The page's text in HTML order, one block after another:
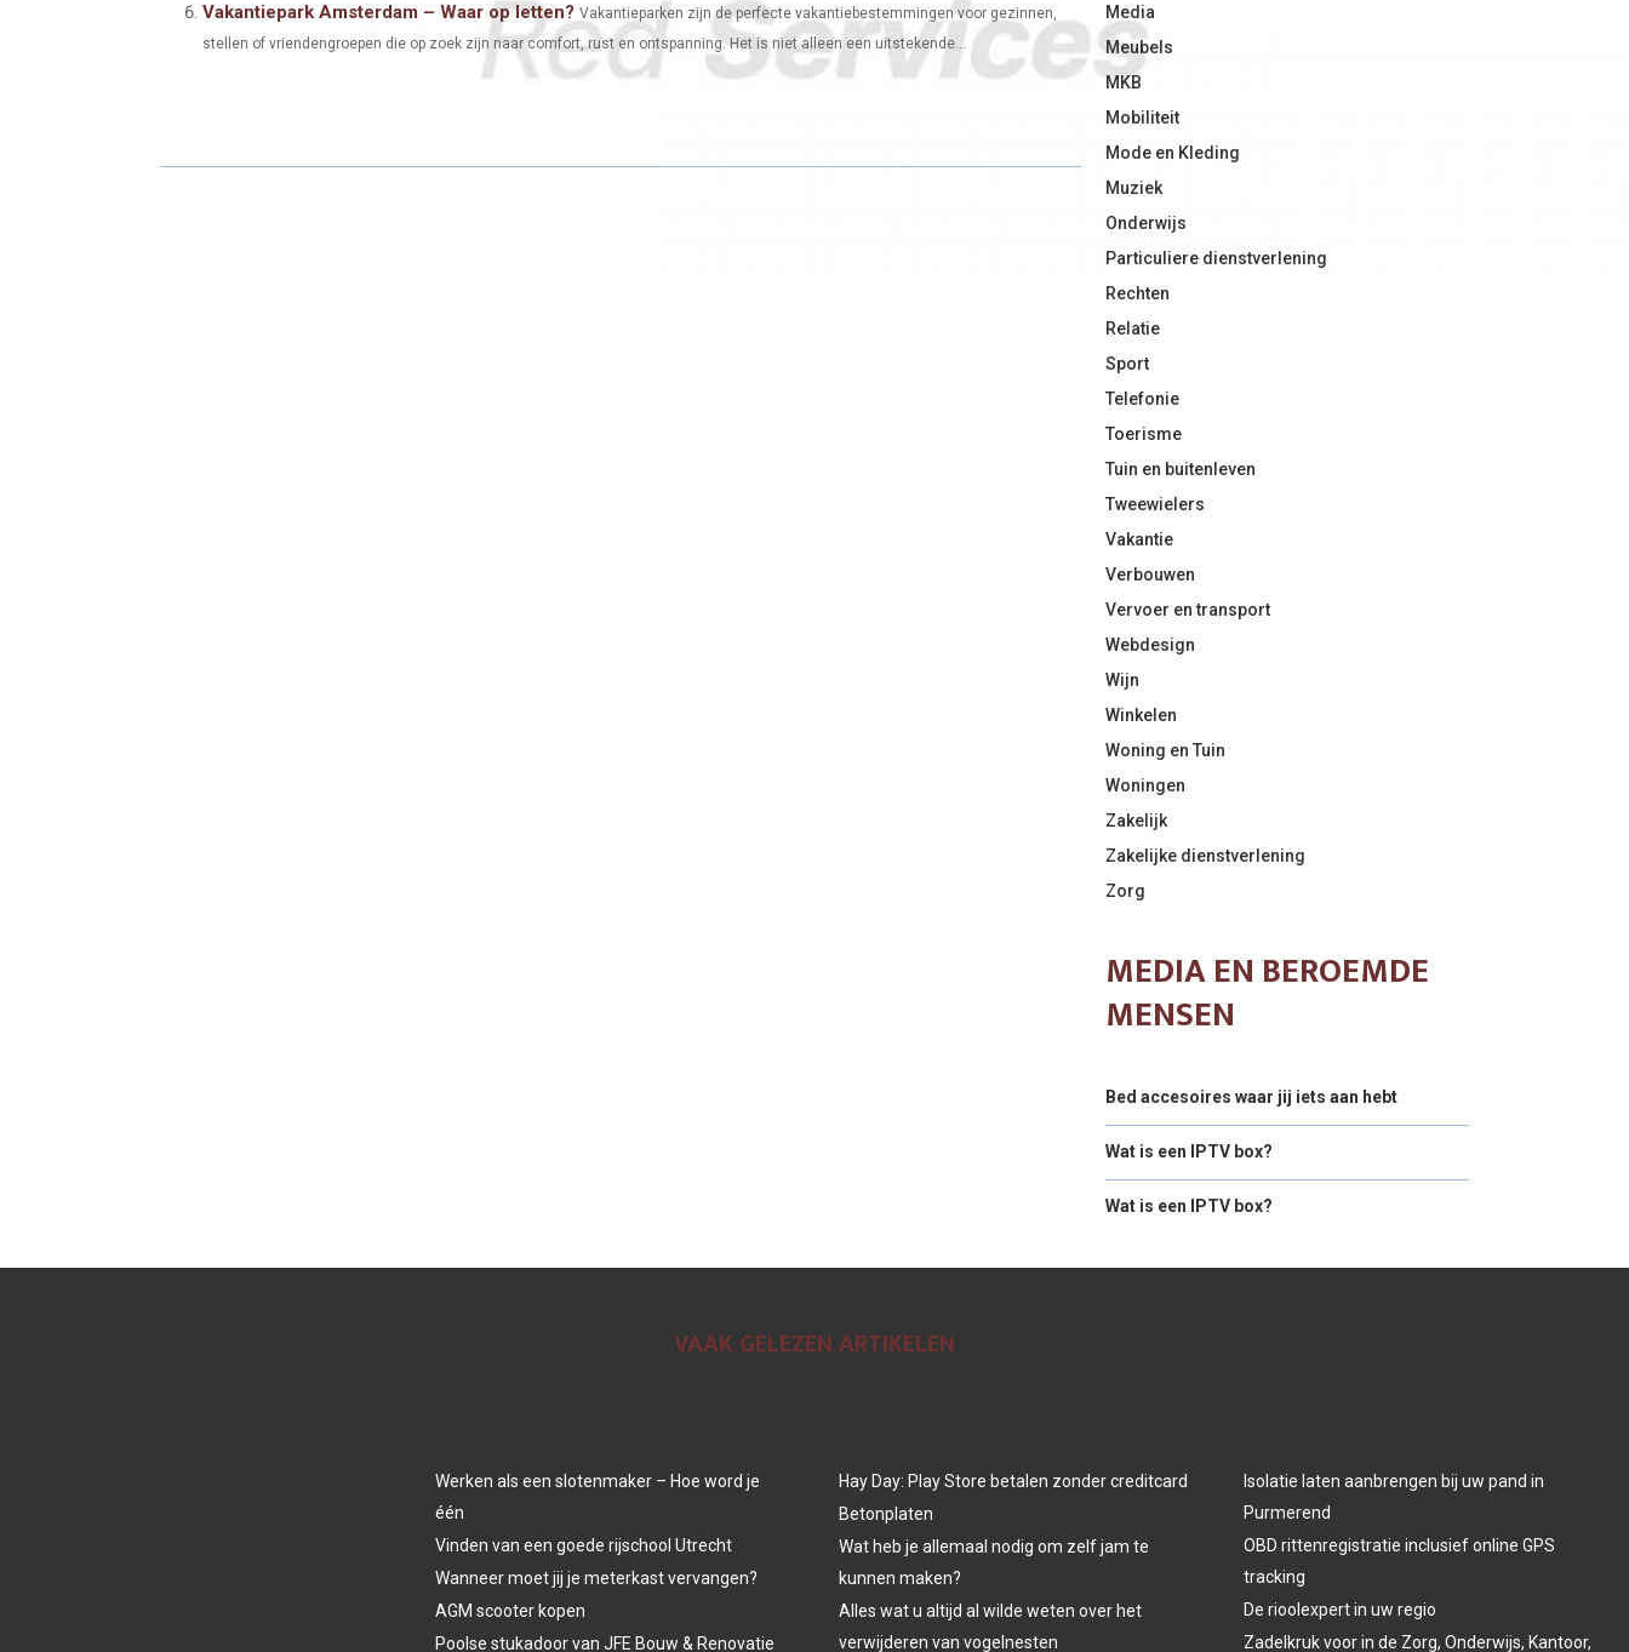
Vakantiepark Amsterdam – Waar op letten? Vakantieparken zijn de perfecte vakantiebestemmingen voor gezinnen,
stellen of vriendengroepen die op zoek zijn naar comfort, rust en ontspanning. Het is niet alleen een uitstekende...
Media
Meubels
MKB
Mobiliteit
Mode en Kleding
Muziek
Onderwijs
Particuliere dienstverlening
Rechten
Relatie
Sport
Telefonie
Toerisme
Tuin en buitenleven
Tweewielers
Vakantie
Verbouwen
Vervoer en transport
Webdesign
Wijn
Winkelen
Woning en Tuin
Woningen
Zakelijk
Zakelijke dienstverlening
Zorg
MEDIA EN BEROEMDE
MENSEN
Bed accesoires waar jij iets aan hebt
Wat is een IPTV box?
Wat is een IPTV box?
VAAK GELEZEN ARTIKELEN
Werken als een slotenmaker – Hoe word je
één
Vinden van een goede rijschool Utrecht
Wanneer moet jij je meterkast vervangen?
AGM scooter kopen
Poolse stukadoor van JFE Bouw & Renovatie
Hay Day: Play Store betalen zonder creditcard
Betonplaten
Wat heb je allemaal nodig om zelf jam te
kunnen maken?
Alles wat u altijd al wilde weten over het
verwijderen van vogelnesten
Isolatie laten aanbrengen bij uw pand in
Purmerend
OBD rittenregistratie inclusief online GPS
tracking
De rioolexpert in uw regio
Zadelkruk voor in de Zorg, Onderwijs, Kantoor,